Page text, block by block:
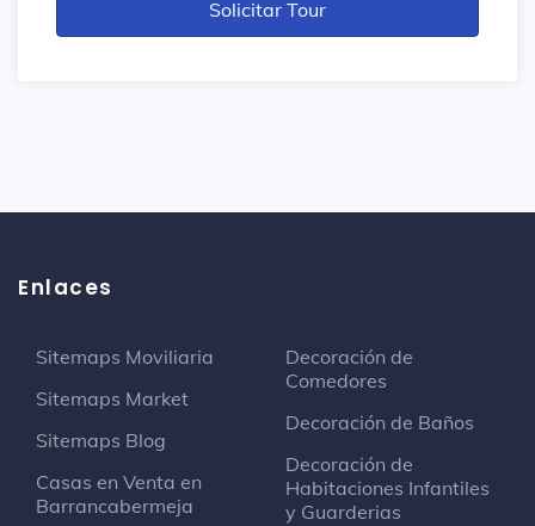
Enlaces
Sitemaps Moviliaria
Sitemaps Market
Sitemaps Blog
Casas en Venta en
Barrancabermeja
Decoración de
Comedores
Decoración de Baños
Decoración de
Habitaciones Infantiles
y Guarderias